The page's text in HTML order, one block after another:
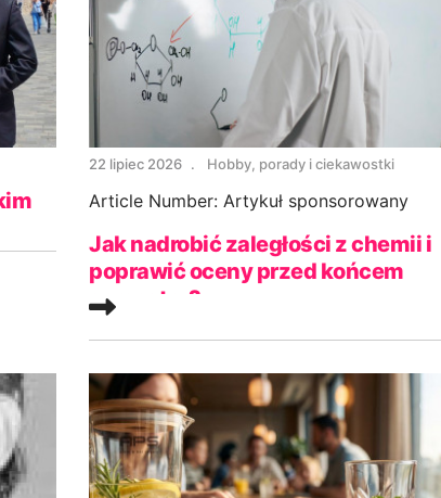
22 lipiec 2026 Hobby, porady i ciekawostki
Article Number: Artykuł sponsorowany
Jak nadrobić zaległości z chemii i
poprawić oceny przed końcem
semestru?